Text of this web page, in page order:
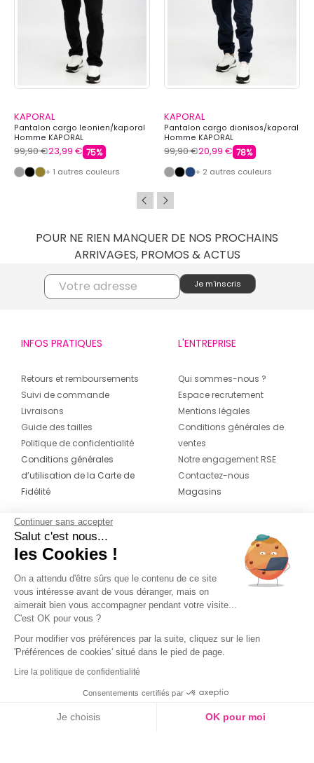
KAPORAL
Pantalon cargo leonien/kaporal
Homme KAPORAL
99,90 €23,99 € 75%
+ 1 autres couleurs
KAPORAL
Pantalon cargo dionisos/kaporal
Homme KAPORAL
99,90 €20,99 € 78%
+ 2 autres couleurs
POUR NE RIEN MANQUER DE NOS PROCHAINS
ARRIVAGES, PROMOS & ACTUS
INFOS PRATIQUES
Retours et remboursements
Suivi de commande
Livraisons
Guide des tailles
Politique de confidentialité
Conditions générales
d’utilisation de la Carte de
Fidélité
L'ENTREPRISE
Qui sommes-nous ?
Espace recrutement
Mentions légales
Conditions générales de
ventes
Notre engagement RSE
Contactez-nous
Magasins
CONTACT
04 42 20 78 42
Du lundi au jeudi de 8h30 à 16h30 & le
vendredi de 8h30 à 15h30
Continuer sans accepter
Salut c'est nous...
les Cookies !
On a attendu d'être sûrs que le contenu de ce site
vous intéresse avant de vous déranger, mais on
aimerait bien vous accompagner pendant votre visite...
C'est OK pour vous ?
Pour modifier vos préférences par la suite, cliquez sur le lien
'Préférences de cookies' situé dans le pied de page.
Lire la politique de confidentialité
Consentements certifiés par
Je choisis OK pour moi